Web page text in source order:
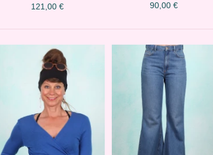
121,00 €
90,00 €